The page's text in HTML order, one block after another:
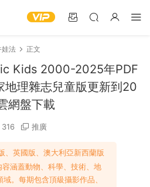
娃法 正文
Kids 2000-2025年PDF
地理雜志兒童版更新到20
網盤下載
316 推廣
、英國版、澳大利亞新西蘭版
涵蓋動物、科學、技術、地
。每期包含頂級攝影作品、